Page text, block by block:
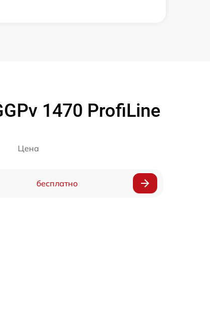
1470 ProfiLine
Цена
бесплатно